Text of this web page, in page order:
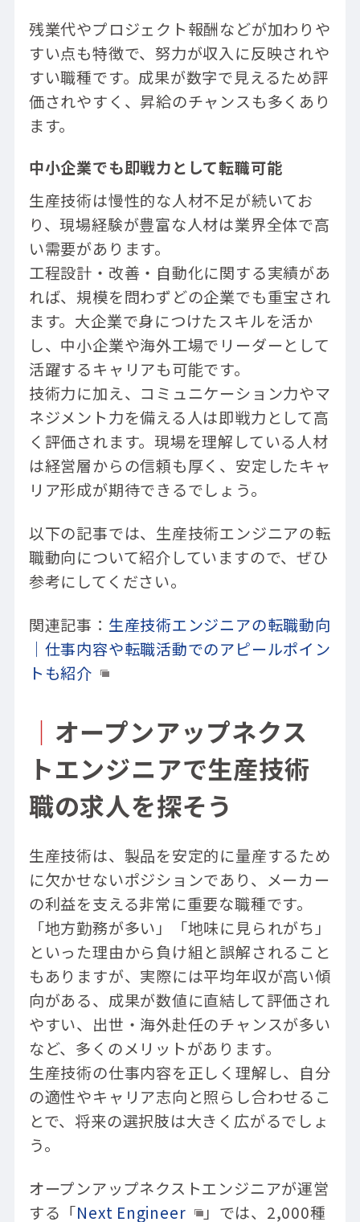
残業代やプロジェクト報酬などが加わりや
すい点も特徴で、努力が収入に反映されや
すい職種です。成果が数字で見えるため評
価されやすく、昇給のチャンスも多くあり
ます。
中小企業でも即戦力として転職可能
生産技術は慢性的な人材不足が続いてお
り、現場経験が豊富な人材は業界全体で高
い需要があります。
工程設計・改善・自動化に関する実績があ
れば、規模を問わずどの企業でも重宝され
ます。大企業で身につけたスキルを活か
し、中小企業や海外工場でリーダーとして
活躍するキャリアも可能です。
技術力に加え、コミュニケーション力やマ
ネジメント力を備える人は即戦力として高
く評価されます。現場を理解している人材
は経営層からの信頼も厚く、安定したキャ
リア形成が期待できるでしょう。
以下の記事では、生産技術エンジニアの転
職動向について紹介していますので、ぜひ
参考にしてください。
関連記事： 生産技術エンジニアの転職動向
｜仕事内容や転職活動でのアピールポイン
トも紹介
｜ オープンアップネクス
トエンジニアで生産技術
職の求人を探そう
生産技術は、製品を安定的に量産するため
に欠かせないポジションであり、メーカー
の利益を支える非常に重要な職種です。
「地方勤務が多い」「地味に見られがち」
といった理由から負け組と誤解されること
もありますが、実際には平均年収が高い傾
向がある、成果が数値に直結して評価され
やすい、出世・海外赴任のチャンスが多い
など、多くのメリットがあります。
生産技術の仕事内容を正しく理解し、自分
の適性やキャリア志向と照らし合わせるこ
とで、将来の選択肢は大きく広がるでしょ
う。
オープンアップネクストエンジニアが運営
する「Next Engineer 」では、2,000種